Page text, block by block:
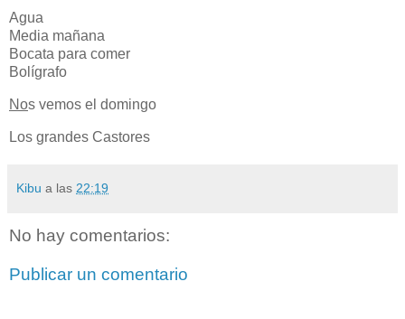
Agua
Media mañana
Bocata para comer
Bolígrafo
Nos vemos el domingo
Los grandes Castores
Kibu a las 22:19
No hay comentarios:
Publicar un comentario